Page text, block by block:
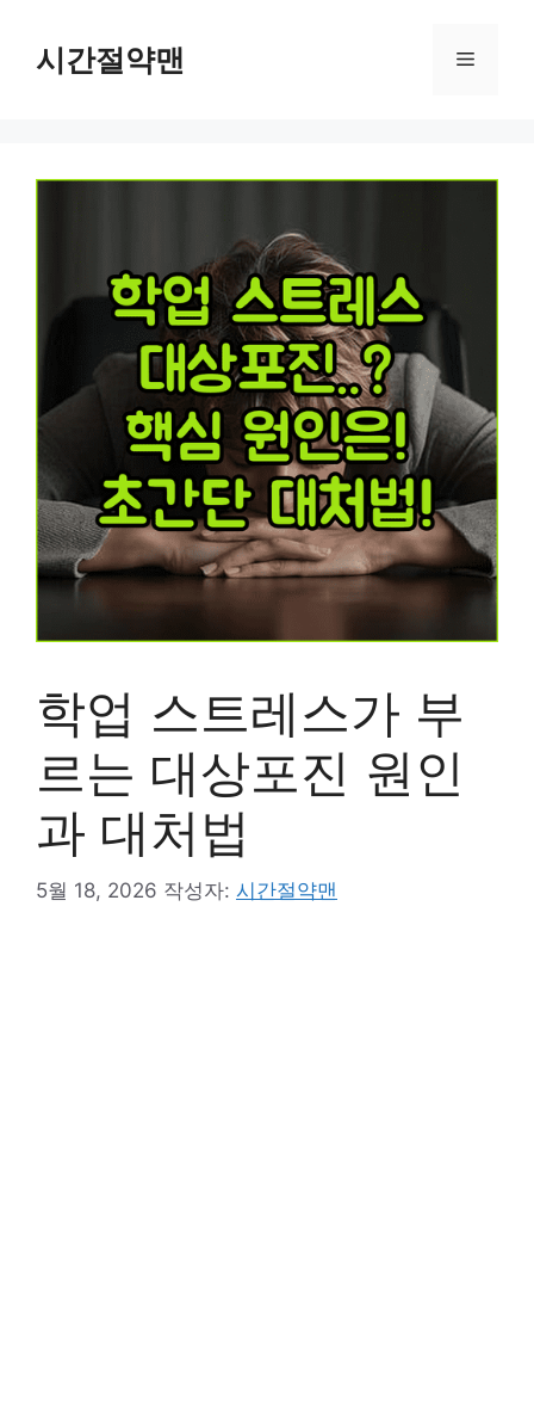
시간절약맨 메
학업 스트레스가 부
르는 대상포진 원인
과 대처법
5월 18, 2026 작성자: 시간절약맨